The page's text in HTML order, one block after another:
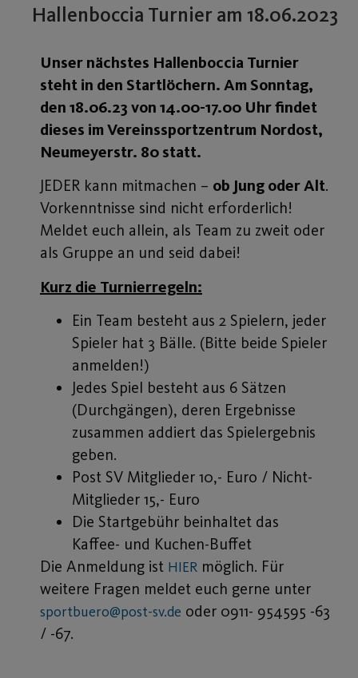
Hallenboccia Turnier am 18.06.2023
Unser nächstes Hallenboccia Turnier
steht in den Startlöchern. Am Sonntag,
den 18.06.23 von 14.00-17.00 Uhr findet
dieses im Vereinssportzentrum Nordost,
Neumeyerstr. 80 statt.
JEDER kann mitmachen – ob Jung oder Alt.
Vorkenntnisse sind nicht erforderlich!
Meldet euch allein, als Team zu zweit oder
als Gruppe an und seid dabei!
Kurz die Turnierregeln:
Ein Team besteht aus 2 Spielern, jeder
Spieler hat 3 Bälle. (Bitte beide Spieler
anmelden!)
Jedes Spiel besteht aus 6 Sätzen
(Durchgängen), deren Ergebnisse
zusammen addiert das Spielergebnis
geben.
Post SV Mitglieder 10,- Euro / Nicht-
Mitglieder 15,- Euro
Die Startgebühr beinhaltet das
Kaffee- und Kuchen-Buffet
Die Anmeldung ist HIER möglich. Für
weitere Fragen meldet euch gerne unter
sportbuero@post-sv.de oder 0911- 954595 -63
/ -67.